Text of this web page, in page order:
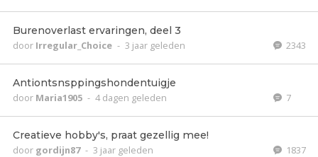
Burenoverlast ervaringen, deel 3
door Irregular_Choice - 3 jaar geleden 2343
Antiontsnsppingshondentuigje
door Maria1905 - 4 dagen geleden 7
Creatieve hobby's, praat gezellig mee!
door gordijn87 - 3 jaar geleden 1837